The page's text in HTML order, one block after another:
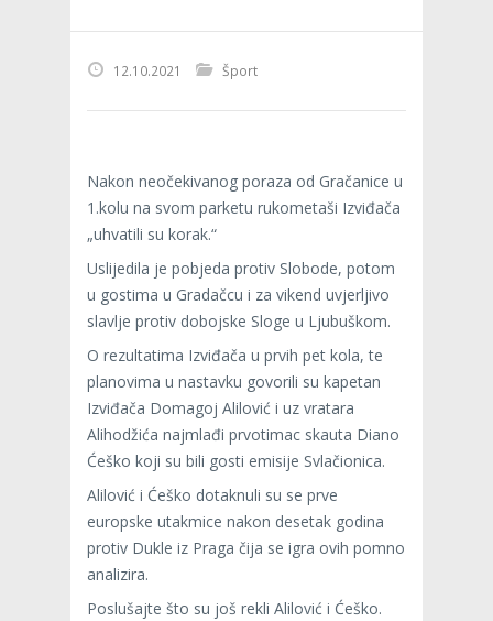
12.10.2021 Šport
Nakon neočekivanog poraza od Gračanice u
1.kolu na svom parketu rukometaši Izviđača
„uhvatili su korak.“
Uslijedila je pobjeda protiv Slobode, potom
u gostima u Gradačcu i za vikend uvjerljivo
slavlje protiv dobojske Sloge u Ljubuškom.
O rezultatima Izviđača u prvih pet kola, te
planovima u nastavku govorili su kapetan
Izviđača Domagoj Alilović i uz vratara
Alihodžića najmlađi prvotimac skauta Diano
Ćeško koji su bili gosti emisije Svlačionica.
Alilović i Ćeško dotaknuli su se prve
europske utakmice nakon desetak godina
protiv Dukle iz Praga čija se igra ovih pomno
analizira.
Poslušajte što su još rekli Alilović i Ćeško.